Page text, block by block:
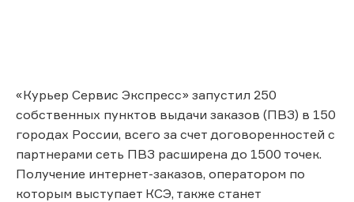
«Курьер Сервис Экспресс» запустил 250
собственных пунктов выдачи заказов (ПВЗ) в 150
городах России, всего за счет договоренностей с
партнерами сеть ПВЗ расширена до 1500 точек.
Получение интернет-заказов, оператором по
которым выступает КСЭ, также станет